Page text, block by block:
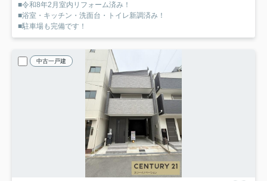
■令和8年2月室内リフォーム済み！
■浴室・キッチン・洗面台・トイレ新調済み！
■駐車場も完備です！
中古一戸建